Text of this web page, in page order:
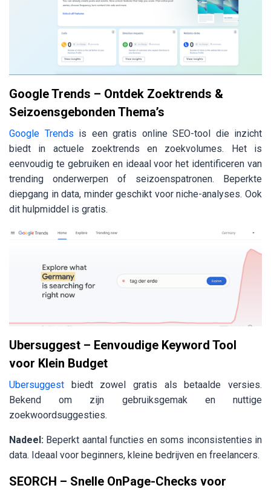
Google Trends – Ontdek Zoektrends &
Seizoensgebonden Thema’s
Google Trends is een gratis online SEO-tool die inzicht
biedt in actuele zoektrends en zoekvolumes. Het is
eenvoudig te gebruiken en ideaal voor het identificeren van
trending onderwerpen of seizoenspatronen. Beperkte
diepgang in data, minder geschikt voor niche-analyses. Ook
dit hulpmiddel is gratis.
Ubersuggest – Eenvoudige Keyword Tool
voor Klein Budget
Ubersuggest biedt zowel gratis als betaalde versies.
Bekend om zijn gebruiksgemak en nuttige
zoekwoordsuggesties.
Nadeel: Beperkt aantal functies en soms inconsistenties in
data. Ideaal voor beginners, kleine bedrijven en freelancers.
SEORCH – Snelle OnPage-Checks voor